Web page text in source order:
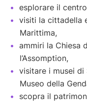
esplorare il
visiti la cittadella
Marittima,
ammiri la Chiesa
l’Assomption,
visitare i musei di
Museo della
scopra il